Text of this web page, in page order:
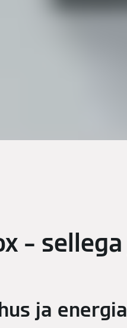
–
ja